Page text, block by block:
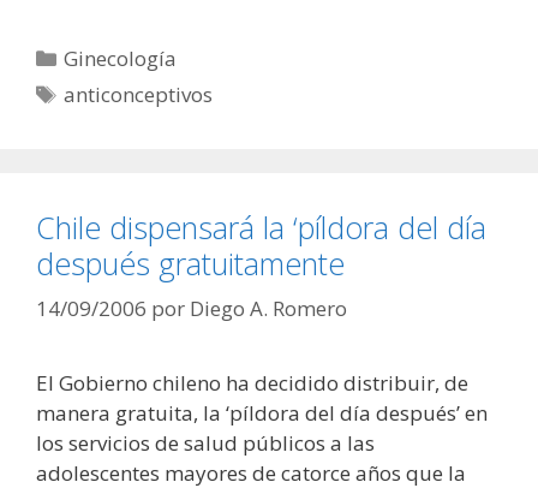
Categorías
Ginecología
Etiquetas
anticonceptivos
Chile dispensará la ‘píldora del día
después gratuitamente
14/09/2006 por Diego A. Romero
El Gobierno chileno ha decidido distribuir, de
manera gratuita, la ‘píldora del día después’ en
los servicios de salud públicos a las
adolescentes mayores de catorce años que la